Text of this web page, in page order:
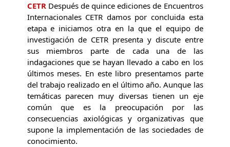
CETRDespués de quince ediciones de Encuentros
Internacionales CETR damos por concluida esta
etapa e iniciamos otra en la que el equipo de
investigación de CETR presenta y discute entre
sus miembros parte de cada una de las
indagaciones que se hayan llevado a cabo en los
últimos meses. En este libro presentamos parte
del trabajo realizado en el último año. Aunque las
temáticas parecen muy diversas tienen un eje
común que es la preocupación por las
consecuencias axiológicas y organizativas que
supone la implementación de las sociedades de
conocimiento.